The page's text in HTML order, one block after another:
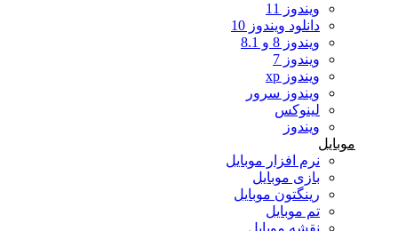
ویندوز 11
دانلود ویندوز 10
ویندوز 8 و 8.1
ویندوز 7
ویندوز xp
ویندوز سرور
لینوکس
ویندوز
موبایل
نرم افزار موبایل
بازی موبایل
رینگتون موبایل
تم موبایل
نقشه موبایل